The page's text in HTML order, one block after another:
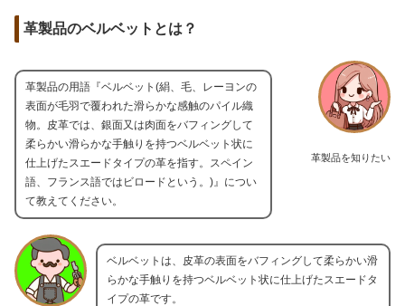
革製品のベルベットとは？
革製品を知りたい
革製品の用語『ベルベット(絹、毛、レーヨンの
表面が毛羽で覆われた滑らかな感触のパイル織
物。皮革では、銀面又は肉面をバフィングして
柔らかい滑らかな手触りを持つベルベット状に
仕上げたスエードタイプの革を指す。スペイン
語、フランス語ではビロードという。)』につい
て教えてください。
ベルベットは、皮革の表面をバフィングして柔らかい滑
らかな手触りを持つベルベット状に仕上げたスエードタ
イプの革です。